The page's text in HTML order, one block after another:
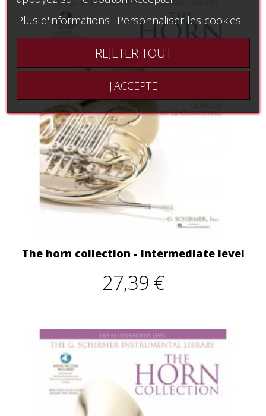
The horn collection - intermediate level
27,39 €
Plus d'informations
Personnaliser les cookies
REJETER TOUT
J'ACCEPTE